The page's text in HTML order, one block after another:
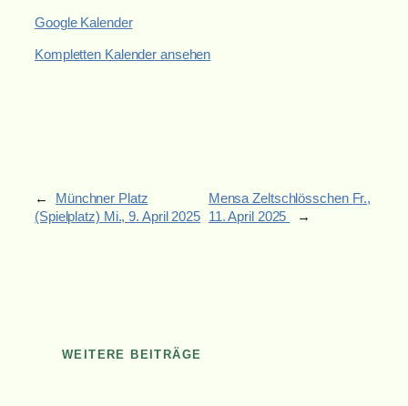
Google Kalender
Kompletten Kalender ansehen
←
Münchner Platz
(Spielplatz) Mi., 9. April 2025
Mensa Zeltschlösschen Fr.,
11. April 2025
→
WEITERE BEITRÄGE